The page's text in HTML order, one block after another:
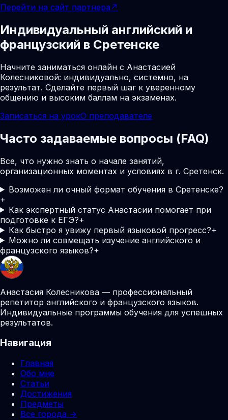
Перейти на сайт партнера ↗
Индивидуальный английский и
французский в Сретенске
Начните заниматься онлайн с Анастасией
Колесниковой: индивидуально, системно, на
результат. Сделайте первый шаг к уверенному
общению и высоким баллам на экзаменах.
Записаться на урокО преподавателе
Часто задаваемые вопросы (FAQ)
Все, что нужно знать о начале занятий,
организационных моментах и условиях в г. Сретенск.
Возможен ли очный формат обучения в Сретенске?
+
Как экспертный статус Анастасии помогает при
подготовке к ЕГЭ?+
Как быстро я увижу первый языковой прогресс?+
Можно ли совмещать изучение английского и
французского языков?+
Анастасия Колесникова — профессиональный
репетитор английского и французского языков.
Индивидуальные программы обучения для успешных
результатов.
Навигация
Главная
Обо мне
Статьи
Достижения
Предметы
Все города →